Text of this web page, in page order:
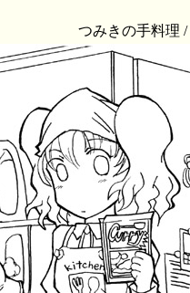
つみきの手料理